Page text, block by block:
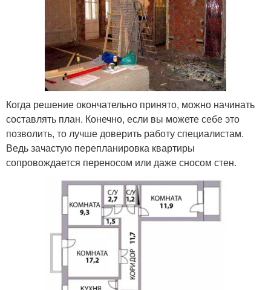
Когда решение окончательно принято, можно начинать
составлять план. Конечно, если вы можете себе это
позволить, то лучше доверить работу специалистам.
Ведь зачастую перепланировка квартиры
сопровождается переносом или даже сносом стен.